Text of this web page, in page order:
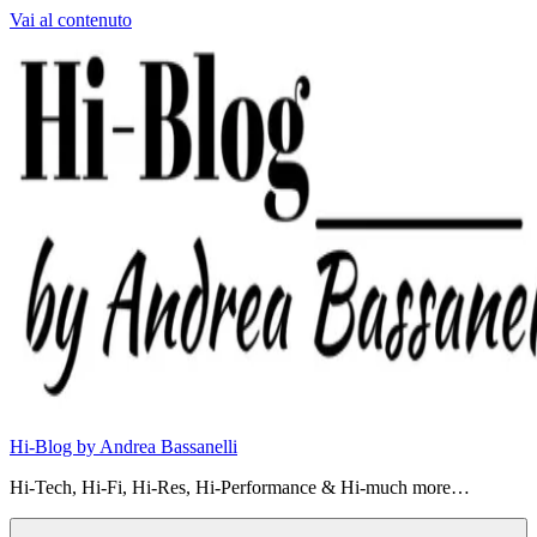
Vai al contenuto
Hi-Blog by Andrea Bassanelli
Hi-Tech, Hi-Fi, Hi-Res, Hi-Performance & Hi-much more…